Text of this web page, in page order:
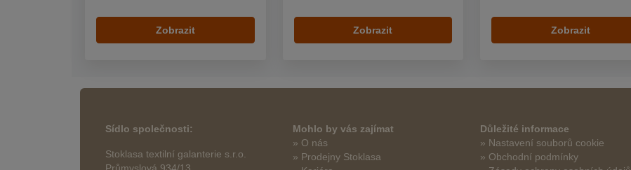
Zobrazit Zobrazit Zobrazit
Sídlo společnosti:
Stoklasa textilní galanterie s.r.o.
Mohlo by vás zajímat
» O nás
» Prodejny Stoklasa
Důležité informace
» Nastavení souborů cookie
» Obchodní podmínky